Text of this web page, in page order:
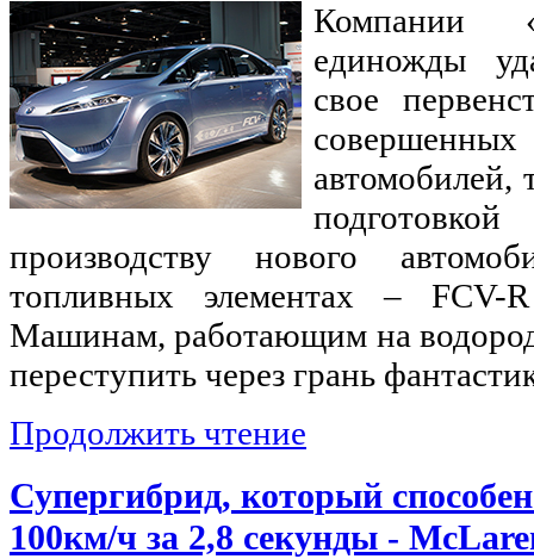
Компании
единожды
свое
автомобилей,
производству нового
топливных элементах –
Машинам, работающим на
переступить через грань
Продолжить чтение
Супергибрид, который
100км/ч за 2,8 секунды -